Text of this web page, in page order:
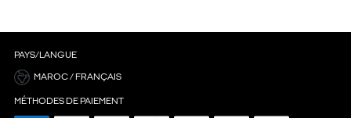
PAYS/LANGUE
MAROC / FRANÇAIS
MÉTHODES DE PAIEMENT